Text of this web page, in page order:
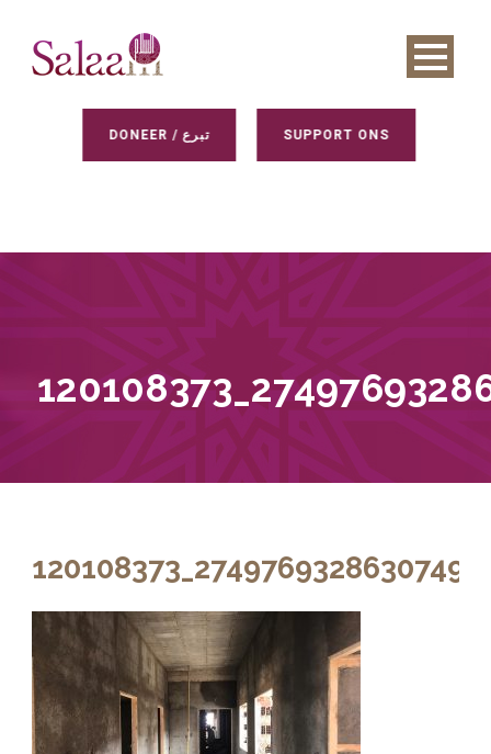
DONEER / تبرع SUPPORT ONS